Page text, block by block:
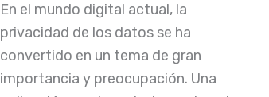
En el mundo digital actual, la
privacidad de los datos se ha
convertido en un tema de gran
importancia y preocupación. Una